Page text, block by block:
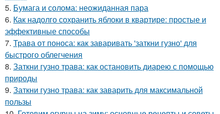
5. Бумага и солома: неожиданная пара
6. Как надолго сохранить яблоки в квартире: простые и
эффективные способы
7. Трава от поноса: как заваривать 'заткни гузно' для
быстрого облегчения
8. Заткни гузно трава: как остановить диарею с помощью
природы
9. Заткни гузно трава: как заварить для максимальной
пользы